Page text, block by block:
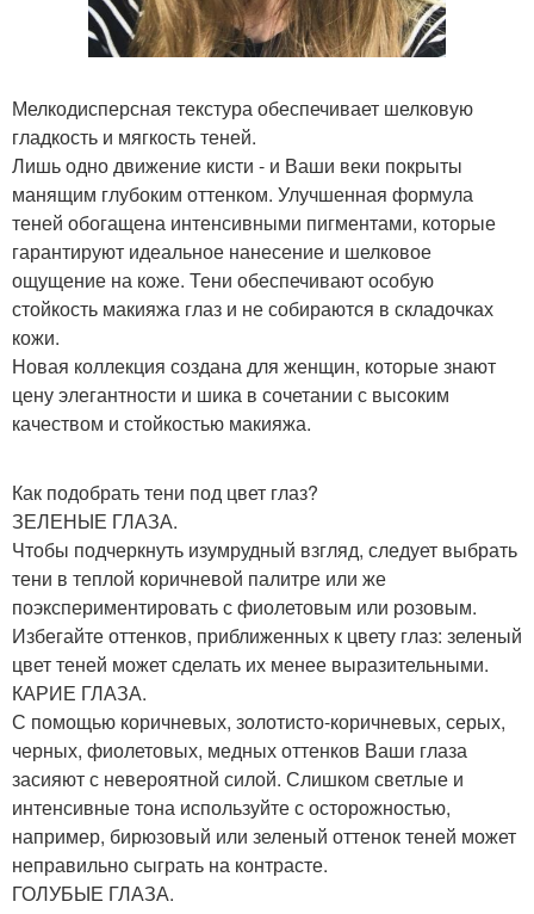
Мелкодисперсная текстура обеспечивает шелковую
гладкость и мягкость теней.
Лишь одно движение кисти - и Ваши веки покрыты
манящим глубоким оттенком. Улучшенная формула
теней обогащена интенсивными пигментами, которые
гарантируют идеальное нанесение и шелковое
ощущение на коже. Тени обеспечивают особую
стойкость макияжа глаз и не собираются в складочках
кожи.
Новая коллекция создана для женщин, которые знают
цену элегантности и шика в сочетании с высоким
качеством и стойкостью макияжа.
Как подобрать тени под цвет глаз?
ЗЕЛЕНЫЕ ГЛАЗА.
Чтобы подчеркнуть изумрудный взгляд, следует выбрать
тени в теплой коричневой палитре или же
поэкспериментировать с фиолетовым или розовым.
Избегайте оттенков, приближенных к цвету глаз: зеленый
цвет теней может сделать их менее выразительными.
КАРИЕ ГЛАЗА.
С помощью коричневых, золотисто-коричневых, серых,
черных, фиолетовых, медных оттенков Ваши глаза
засияют с невероятной силой. Слишком светлые и
интенсивные тона используйте с осторожностью,
например, бирюзовый или зеленый оттенок теней может
неправильно сыграть на контрасте.
ГОЛУБЫЕ ГЛАЗА.